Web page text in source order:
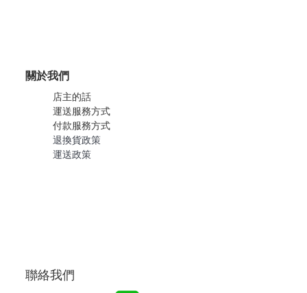
關於我們
店主的話
運送服務方式
付款服務方式
退換貨政策
運送政策
聯絡我們